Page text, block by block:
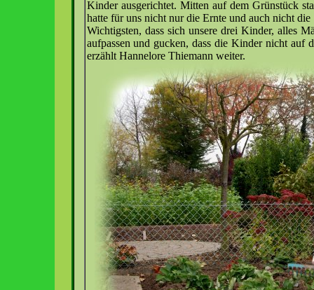
Kinder ausgerichtet. Mitten auf dem Grünstück
hatte für uns nicht nur die Ernte und auch nicht
Wichtigsten, dass sich unsere drei Kinder, alles
aufpassen und gucken, dass die Kinder nicht auf
erzählt Hannelore Thiemann weiter.